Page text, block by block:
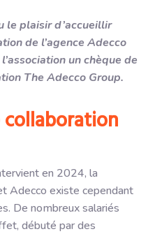
le plaisir d’accueillir
de l’agence Adecco
un chèque de
The Adecco Group.
en 2024, la
Adecco existe cependant
De nombreux salariés
débuté par des